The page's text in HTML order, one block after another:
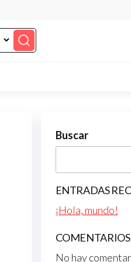
Buscar
ENTRADAS
¡Hola, mundo!
No hay